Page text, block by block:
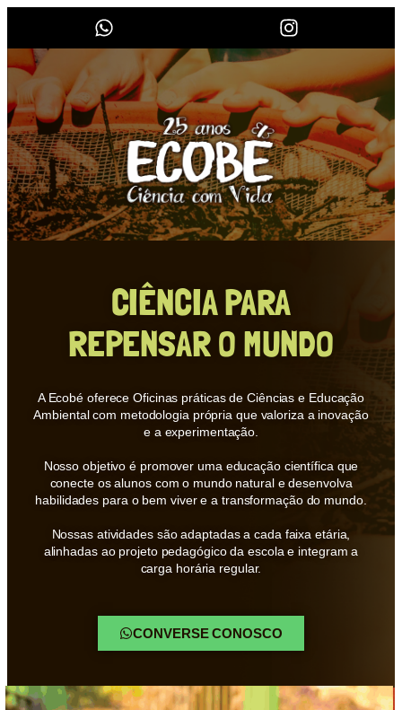
CIÊNCIA PARA
REPENSAR O MUNDO
A Ecobé oferece Oficinas práticas de Ciências e Educação
Ambiental com metodologia própria que valoriza a inovação
e a experimentação.
Nosso objetivo é promover uma educação científica que
conecte os alunos com o mundo natural e desenvolva
habilidades para o bem viver e a transformação do mundo.
Nossas atividades são adaptadas a cada faixa etária,
alinhadas ao projeto pedagógico da escola e integram a
carga horária regular.
CONVERSE CONOSCO